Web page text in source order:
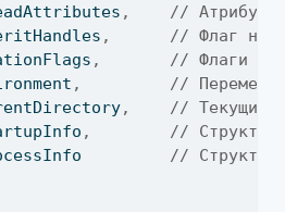
,
// Атрибуты
,
// Флаг
,
// Флаги
,
//
,
// Текущий
,
// Структура
// Структура